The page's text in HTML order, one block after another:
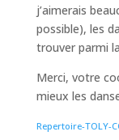
j’aimerais
possible), les
trouver parmi
Merci, votre
mieux les
Repertoire-TOLY-